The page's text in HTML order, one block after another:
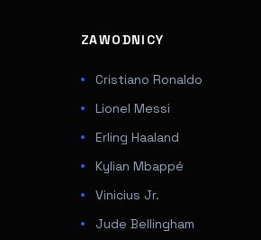
ZAWODNICY
Cristiano Ronaldo
Lionel Messi
Erling Haaland
Kylian Mbappé
Vinicius Jr.
Jude Bellingham